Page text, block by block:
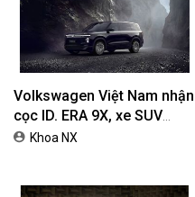
Volkswagen Việt Nam nhận
cọc ID. ERA 9X, xe SUV
EREV dự kiến giá dưới 3 tỷ
Khoa NX